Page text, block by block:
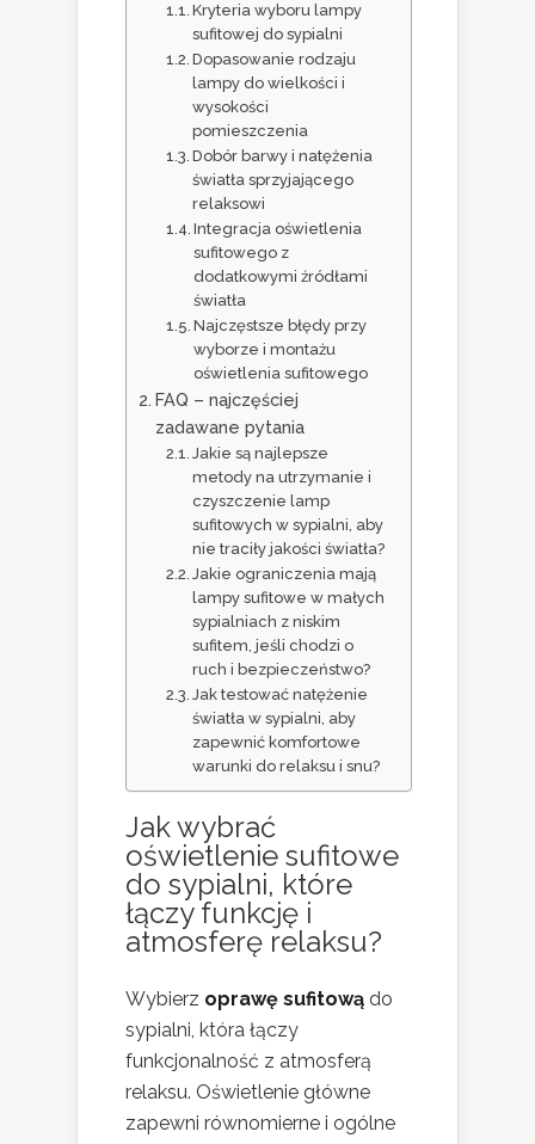
Kryteria wyboru lampy
sufitowej do sypialni
Dopasowanie rodzaju
lampy do wielkości i
wysokości
pomieszczenia
Dobór barwy i natężenia
światła sprzyjającego
relaksowi
Integracja oświetlenia
sufitowego z
dodatkowymi źródłami
światła
Najczęstsze błędy przy
wyborze i montażu
oświetlenia sufitowego
FAQ – najczęściej
zadawane pytania
Jakie są najlepsze
metody na utrzymanie i
czyszczenie lamp
sufitowych w sypialni, aby
nie traciły jakości światła?
Jakie ograniczenia mają
lampy sufitowe w małych
sypialniach z niskim
sufitem, jeśli chodzi o
ruch i bezpieczeństwo?
Jak testować natężenie
światła w sypialni, aby
zapewnić komfortowe
warunki do relaksu i snu?
Jak wybrać
oświetlenie sufitowe
do sypialni, które
łączy funkcję i
atmosferę relaksu?
Wybierz oprawę sufitową do
sypialni, która łączy
funkcjonalność z atmosferą
relaksu. Oświetlenie główne
zapewni równomierne i ogólne